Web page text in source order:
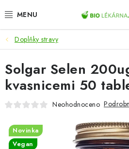
na
AKCE
DOPLŇKY STRAVY
PŘÍRODNÍ KOSMETIKA
ZDRAVÉ POTRAVINY
Doplňky stravy
Solgar Selen
kvasnicemi 50
Neohodnoceno
Novinka
Vegan